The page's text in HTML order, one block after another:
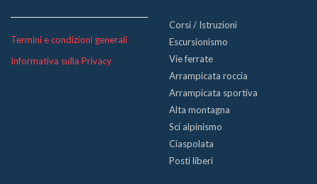
Termini e condizioni generali
Informativa sulla Privacy
Corsi / Istruzioni
Escursionismo
Vie ferrate
Arrampicata roccia
Arrampicata sportiva
Alta montagna
Sci alpinismo
Ciaspolata
Posti liberi